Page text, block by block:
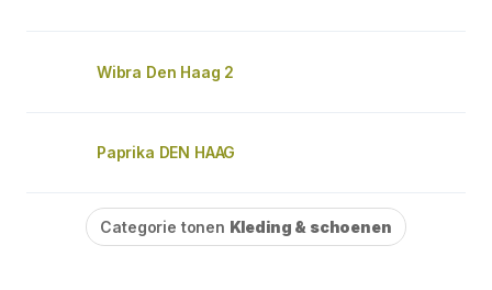
Wibra Den Haag 2
Paprika DEN HAAG
Categorie tonen Kleding & schoenen